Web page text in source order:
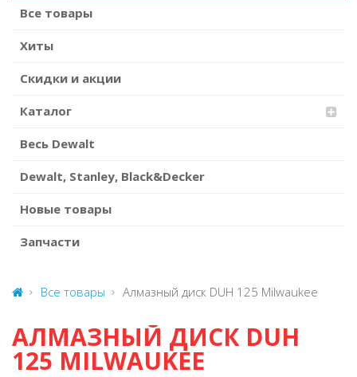
Все товары
Хиты
Скидки и акции
Каталог
Весь Dewalt
Dewalt, Stanley, Black&Decker
Новые товары
Запчасти
Все товары Алмазный диск DUH 125 Milwaukee
АЛМАЗНЫЙ ДИСК DUH
125 MILWAUKEE